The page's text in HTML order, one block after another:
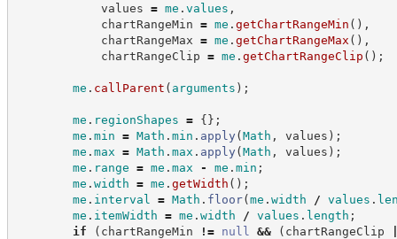
values = me .values ,
chartRangeMin = me .getChartRangeMin ( ) ,
chartRangeMax = me .getChartRangeMax ( ) ,
chartRangeClip = me .getChartRangeClip ( ) ;
me . callParent ( arguments ) ;
me . regionShapes = {} ;
me .min = Math .min . apply (Math , values ) ;
me .max = Math .max . apply (Math , values ) ;
me . range = me .max - me .min ;
me .width = me .getWidth ( ) ;
me . interval = Math . floor(me .width / values .
me . itemWidth = me .width / values . length ;
if
( chartRangeMin != null && ( chartRangeClip